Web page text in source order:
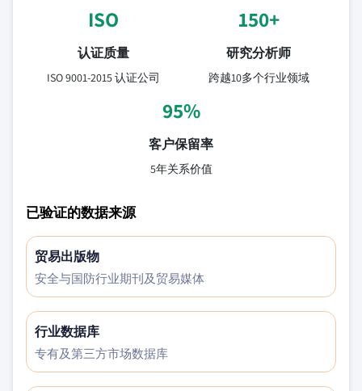
ISO
认证质量
ISO 9001-2015 认证公司
150+
研究分析师
跨越10多个行业领域
95%
客户保留率
5年关系价值
已验证的数据来源
贸易出版物
安全与国防行业期刊及贸易媒体
行业数据库
专有及第三方市场数据库